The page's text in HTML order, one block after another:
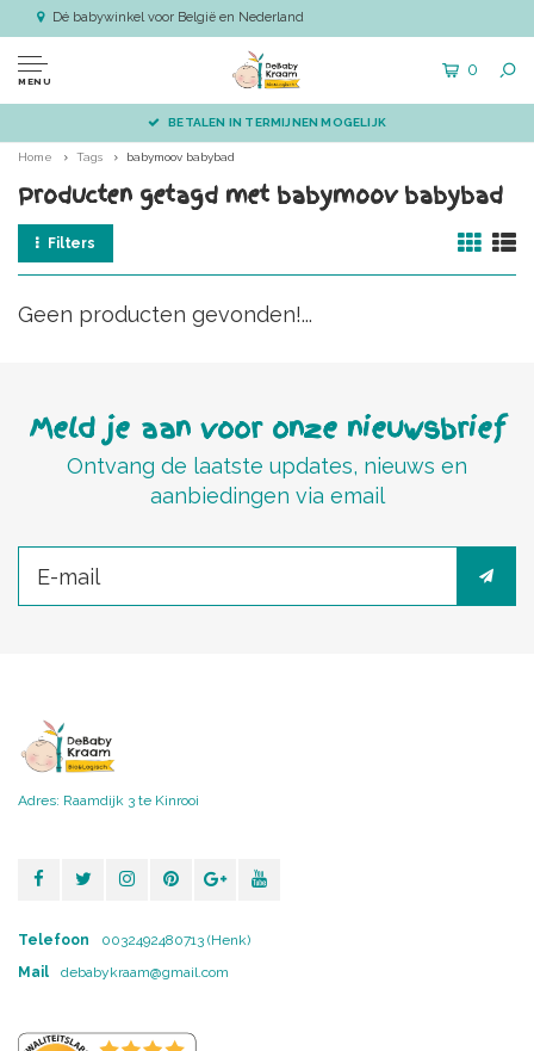
Dé babywinkel voor België en Nederland
MENU
0
BETALEN IN TERMIJNEN MOGELIJK
Home Tags babymoov babybad
Producten getagd met babymoov babybad
Filters
Geen producten gevonden!...
Meld je aan voor onze nieuwsbrief
Ontvang de laatste updates, nieuws en
aanbiedingen via email
Adres: Raamdijk 3 te Kinrooi
Telefoon
0032492480713 (Henk)
Mail
debabykraam@gmail.com